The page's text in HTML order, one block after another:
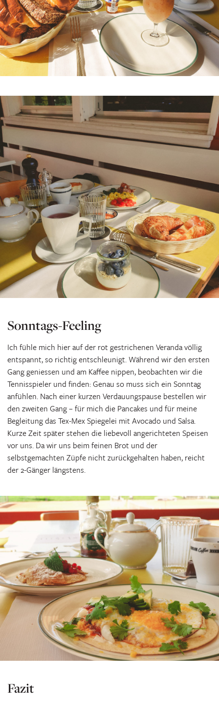
Sonntags-Feeling
Ich fühle mich hier auf der rot gestrichenen Veranda völlig
entspannt, so richtig entschleunigt. Während wir den ersten
Gang geniessen und am Kaffee nippen, beobachten wir die
Tennisspieler und finden: Genau so muss sich ein Sonntag
anfühlen. Nach einer kurzen Verdauungspause bestellen wir
den zweiten Gang – für mich die Pancakes und für meine
Begleitung das Tex-Mex Spiegelei mit Avocado und Salsa.
Kurze Zeit später stehen die liebevoll angerichteten Speisen
vor uns. Da wir uns beim feinen Brot und der
selbstgemachten Züpfe nicht zurückgehalten haben, reicht
der 2-Gänger längstens.
Fazit